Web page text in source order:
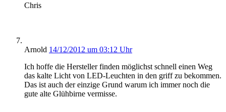
Chris
Arnold 14/12/2012 um 03:12 Uhr
Ich hoffe die Hersteller finden möglichst schnell einen Weg
das kalte Licht von LED-Leuchten in den griff zu bekommen.
Das ist auch der einzige Grund warum ich immer noch die
gute alte Glühbirne vermisse.